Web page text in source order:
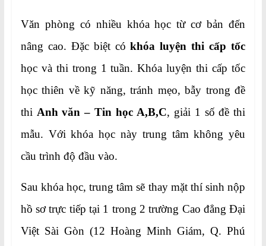
Văn phòng có nhiều khóa học từ cơ bản đến
nâng cao. Đặc biệt cókhóa luyện thi cấp tốc
học và thi trong 1 tuần. Khóa luyện thi cấp tốc
học thiên về kỹ năng, tránh mẹo, bẫy trong đề
thi Anh văn – Tin học A,B,C, giải 1 số đề thi
mẫu. Với khóa học này trung tâm không yêu
cầu trình độ đầu vào.
Sau khóa học, trung tâm sẽ thay mặt thí sinh nộp
hồ sơ trực tiếp tại 1 trong 2 trường Cao đẳng Đại
Việt Sài Gòn (12 Hoàng Minh Giám, Q. Phú